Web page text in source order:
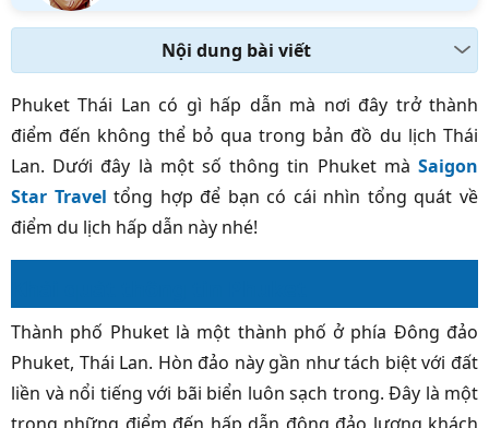
Nội dung bài viết
Phuket Thái Lan có gì hấp dẫn mà nơi đây trở thành
điểm đến không thể bỏ qua trong bản đồ du lịch Thái
Lan. Dưới đây là một số thông tin Phuket mà Saigon
Star Travel tổng hợp để bạn có cái nhìn tổng quát về
điểm du lịch hấp dẫn này nhé!
Thành phố Phuket là một thành phố ở phía Đông đảo
Phuket, Thái Lan. Hòn đảo này gần như tách biệt với đất
liền và nổi tiếng với bãi biển luôn sạch trong. Đây là một